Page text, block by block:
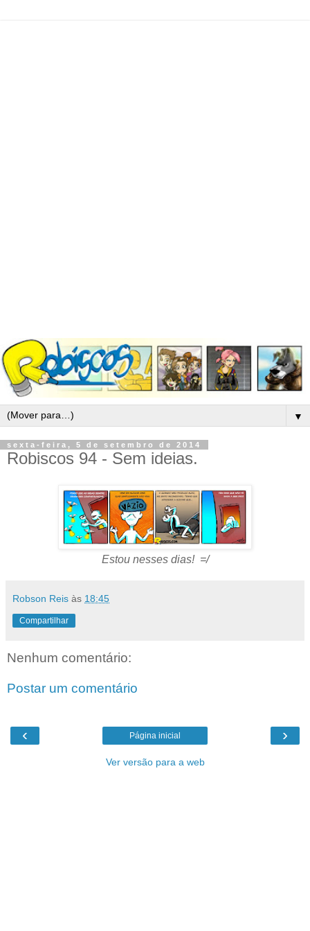
▼
sexta-feira, 5 de setembro de 2014
Robiscos 94 - Sem ideias.
Estou nesses dias! =/
Robson Reis às 18:45
Compartilhar
Nenhum comentário:
Postar um comentário
‹ ›
Página inicial
Ver versão para a web